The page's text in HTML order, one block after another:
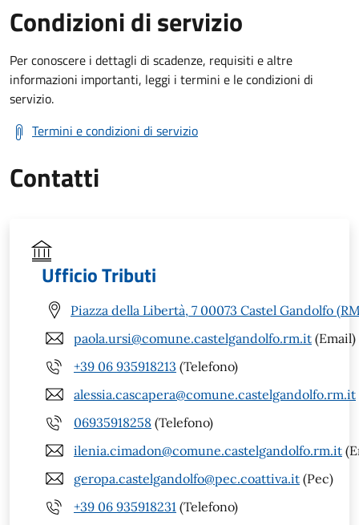
Condizioni di servizio
Per conoscere i dettagli di scadenze, requisiti e altre
informazioni importanti, leggi i termini e le condizioni di
servizio.
Termini e condizioni di servizio
Contatti
Ufficio Tributi
Piazza della Libertà, 7 00073 Castel Gandolfo
paola.ursi@comune.castelgandolfo.rm.it (Email)
+39 06 935918213 (Telefono)
alessia.cascapera@comune.castelgandolfo.rm.it
06935918258 (Telefono)
ilenia.cimadon@comune.castelgandolfo.rm.it
geropa.castelgandolfo@pec.coattiva.it (Pec)
+39 06 935918231 (Telefono)